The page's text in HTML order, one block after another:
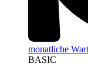
monatliche
BASIC